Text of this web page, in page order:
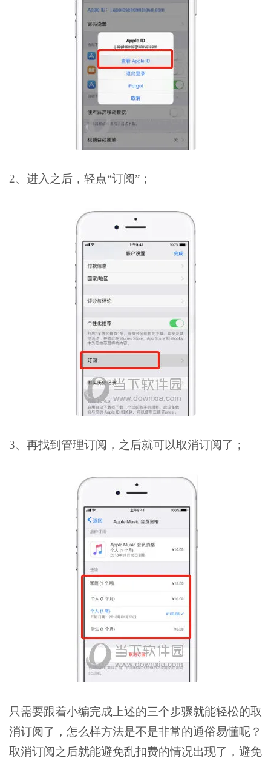
2、进入之后，轻点“订阅”；
3、再找到管理订阅，之后就可以取消订阅了；
只需要跟着小编完成上述的三个步骤就能轻松的取
消订阅了，怎么样方法是不是非常的通俗易懂呢？
取消订阅之后就能避免乱扣费的情况出现了，避免